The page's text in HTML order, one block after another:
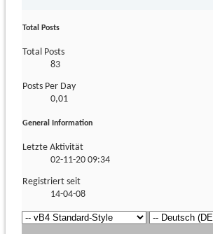
Total Posts
Total Posts
83
Posts Per Day
0,01
General Information
Letzte Aktivität
02-11-20 09:34
Registriert seit
14-04-08